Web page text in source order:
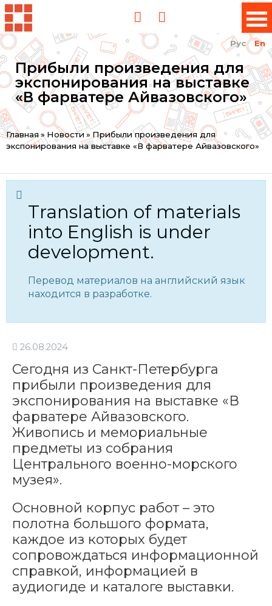
Рус En
Прибыли произведения для
экспонирования на выставке
«В фарватере Айвазовского»
You
are
here
Главная» Новости » Прибыли произведения для
экспонирования на выставке «В фарватере Айвазовского»
Translation of materials
into English is under
development.
Перевод материалов на английский язык
находится в разработке.
26.08.2024
Сегодня из Санкт-Петербурга
прибыли произведения для
экспонирования на выставке «В
фарватере Айвазовского.
Живопись и мемориальные
предметы из собрания
Центрального военно-морского
музея».
Основной корпус работ – это
полотна большого формата,
каждое из которых будет
сопровождаться информационной
справкой, информацией в
аудиогиде и каталоге выставки.